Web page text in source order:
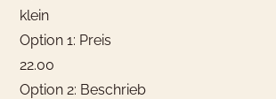
klein
Option 1: Preis
22.00
Option 2: Beschrieb
Was möchtest Du